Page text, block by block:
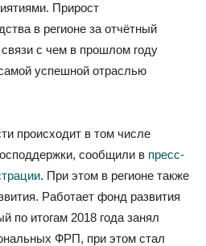
Прирост
в регионе за отчётный
с чем в прошлом году
успешной отраслью
происходит в том числе
сообщили в пресс-
. При этом в регионе также
Работает фонд развития
по итогам 2018 года занял
ФРП, при этом стал